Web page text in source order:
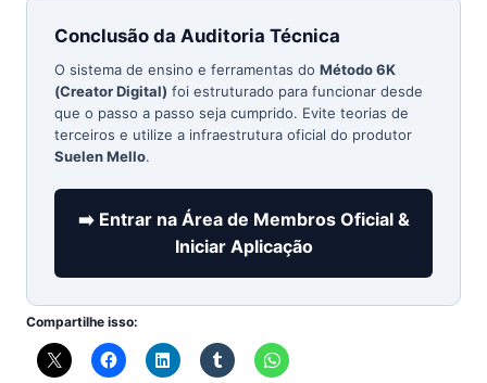
Conclusão da Auditoria Técnica
O sistema de ensino e ferramentas do Método 6K
(Creator Digital) foi estruturado para funcionar desde
que o passo a passo seja cumprido. Evite teorias de
terceiros e utilize a infraestrutura oficial do produtor
Suelen Mello.
➡️ Entrar na Área de Membros Oficial &
Iniciar Aplicação
Compartilhe isso: